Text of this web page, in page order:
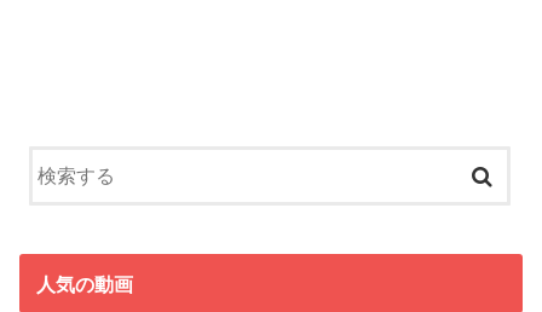
人気の動画